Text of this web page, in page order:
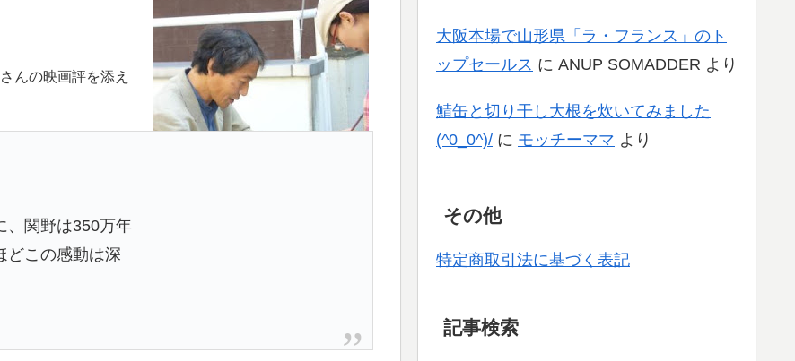
んの映画評を添え
、関野は350万年
どこの感動は深
大阪本場で山形県「ラ・フランス」のト
ップセールス に ANUP SOMADDER より
鯖缶と切り干し大根を炊いてみました
(^0_0^)/ に モッチーママ より
その他
特定商取引法に基づく表記
記事検索